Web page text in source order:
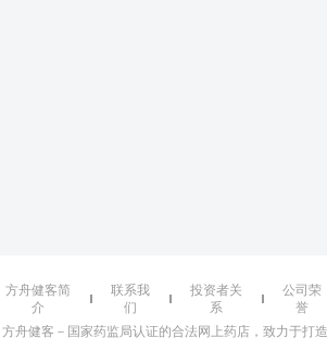
方舟健客简
介
联系我
们
投资者关
系
公司荣
誉
方舟健客－国家药监局认证的合法网上药店，致力于打